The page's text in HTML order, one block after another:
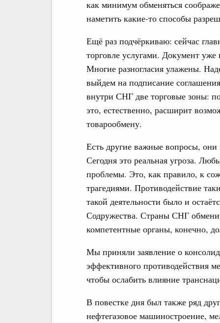
как минимум обменяться
наметить какие-то способы
Ещё раз подчёркиваю: сейчас
торговле услугами. Документ
Многие разногласия улажены.
выйдем на подписание
внутри СНГ две торговые зоны:
это, естественно, расширит
товарообмену.
Есть другие важные вопросы,
Сегодня это реальная угроза.
проблемы. Это, как правило, к
трагедиями. Противодействие
такой деятельности было и
Содружества. Страны СНГ
компетентные органы, конечно,
Мы приняли заявление о
эффективного противодействия
чтобы ослабить влияние
В повестке дня был также ряд
нефтегазовое машиностроение,